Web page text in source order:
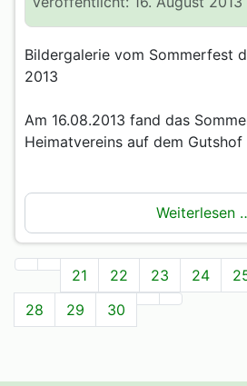
Bildergalerie vom Sommerfest
2013
Am 16.08.2013 fand das
Heimatvereins auf dem
Weiterlesen
21 22 23 24
28
29 30